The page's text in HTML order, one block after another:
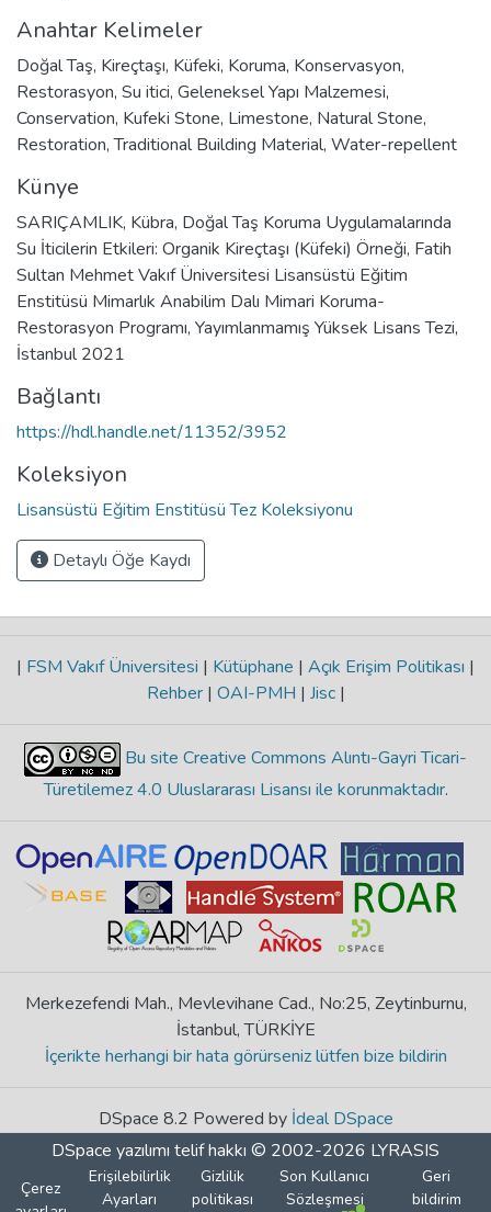
Anahtar Kelimeler
Doğal Taş, Kireçtaşı, Küfeki, Koruma, Konservasyon,
Restorasyon, Su itici, Geleneksel Yapı Malzemesi,
Conservation, Kufeki Stone, Limestone, Natural Stone,
Restoration,Traditional Building Material, Water-repellent
Künye
SARIÇAMLIK, Kübra, Doğal Taş Koruma Uygulamalarında
Su İticilerin Etkileri: Organik Kireçtaşı (Küfeki) Örneği, Fatih
Sultan Mehmet Vakıf Üniversitesi Lisansüstü Eğitim
Enstitüsü Mimarlık Anabilim Dalı Mimari Koruma-
Restorasyon Programı, Yayımlanmamış Yüksek Lisans Tezi,
İstanbul 2021
Bağlantı
https://hdl.handle.net/11352/3952
Koleksiyon
Lisansüstü Eğitim Enstitüsü Tez Koleksiyonu
Detaylı Öğe Kaydı
| FSM Vakıf Üniversitesi | Kütüphane | Açık Erişim Politikası |
Rehber | OAI-PMH | Jisc |
Bu site Creative Commons Alıntı-Gayri Ticari-
Türetilemez 4.0 Uluslararası Lisansı ile korunmaktadır.
Merkezefendi Mah., Mevlevihane Cad., No:25, Zeytinburnu,
İstanbul, TÜRKİYE
İçerikte herhangi bir hata görürseniz lütfen bize bildirin
DSpace 8.2 Powered by İdeal DSpace
DSpace yazılımı telif hakkı © 2002-2026 LYRASIS
Çerez
Erişilebilirlik
Ayarları
Gizlilik
politikası
Son Kullanıcı
Sözleşmesi
Geri
bildirim